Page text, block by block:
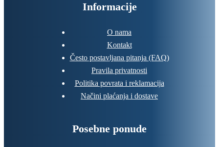
Informacije
O nama
Kontakt
Često postavljana pitanja (FAQ)
Pravila privatnosti
Politika povrata i reklamacija
Načini plaćanja i dostave
Posebne ponude